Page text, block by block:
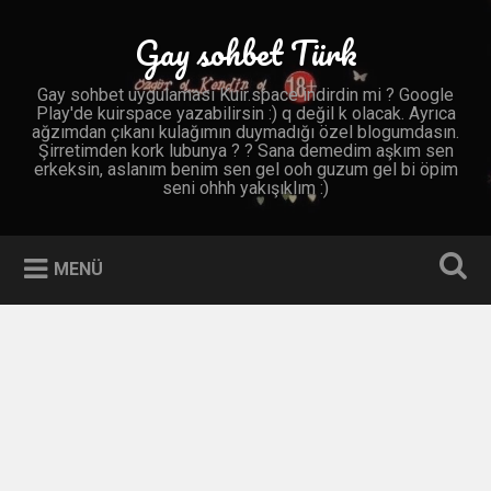
Gay sohbet Türk
Gay sohbet uygulaması Kuir.space indirdin mi ? Google
Play'de kuirspace yazabilirsin :) q değil k olacak. Ayrıca
ağzımdan çıkanı kulağımın duymadığı özel blogumdasın.
Şirretimden kork lubunya ? ? Sana demedim aşkım sen
erkeksin, aslanım benim sen gel ooh guzum gel bi öpim
seni ohhh yakışıklım :)
MENÜ